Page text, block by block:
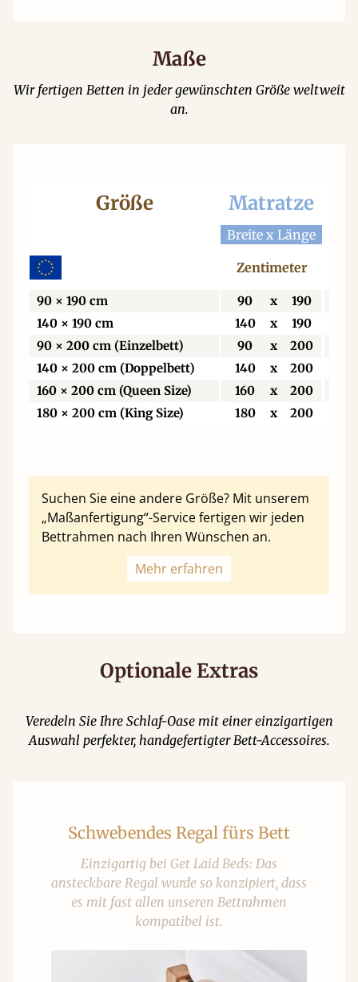
Maße
Wir fertigen Betten in jeder gewünschten Größe weltweit
an.
Größe Matratze
Breite x Länge
Zentimeter
90 × 190 cm 90 x 190
140 × 190 cm
140 x 190
90 × 200 cm (Einzelbett)
90 x 200
140 × 200 cm (Doppelbett)
140 x 200
160 × 200 cm (Queen Size)
160 x 200
180 × 200 cm (King Size)
180 x 200
Suchen Sie eine andere Größe? Mit unserem
„Maßanfertigung“-Service fertigen wir jeden
Bettrahmen nach Ihren Wünschen an.
Mehr erfahren
Optionale Extras
Veredeln Sie Ihre Schlaf-Oase mit einer einzigartigen
Auswahl perfekter, handgefertigter Bett-Accessoires.
Schwebendes Regal fürs Bett
Einzigartig bei Get Laid Beds: Das
ansteckbare Regal wurde so konzipiert, dass
es mit fast allen unseren Bettrahmen
kompatibel ist.